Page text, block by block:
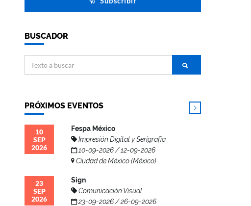
BUSCADOR
PRÓXIMOS EVENTOS
10
SEP
2026
Fespa México
Impresión Digital y Serigrafía
10-09-2026 / 12-09-2026
Ciudad de México (México)
23
SEP
2026
Sign
Comunicación Visual
23-09-2026 / 26-09-2026